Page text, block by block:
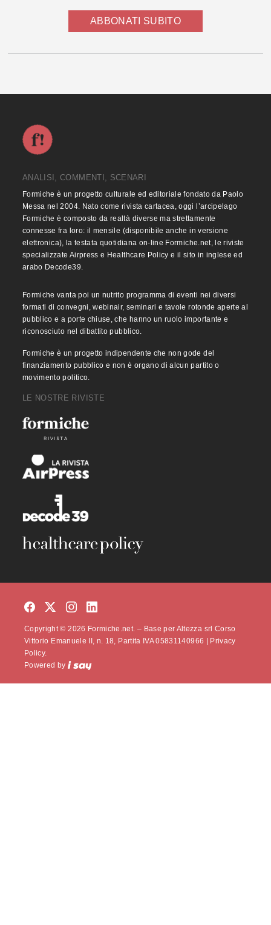
ABBONATI SUBITO
ANALISI, COMMENTI, SCENARI
Formiche è un progetto culturale ed editoriale fondato da Paolo
Messa nel 2004. Nato come rivista cartacea, oggi l’arcipelago
Formiche è composto da realtà diverse ma strettamente
connesse fra loro: il mensile (disponibile anche in versione
elettronica), la testata quotidiana on-line Formiche.net, le riviste
specializzate Airpress e Healthcare Policy e il sito in inglese ed
arabo Decode39.
Formiche vanta poi un nutrito programma di eventi nei diversi
formati di convegni, webinair, seminari e tavole rotonde aperte al
pubblico e a porte chiuse, che hanno un ruolo importante e
riconosciuto nel dibattito pubblico.
Formiche è un progetto indipendente che non gode del
finanziamento pubblico e non è organo di alcun partito o
movimento politico.
LE NOSTRE RIVISTE
Copyright © 2026 Formiche.net. – Base per Altezza srl Corso
Vittorio Emanuele II, n. 18, Partita IVA 05831140966 |
Privacy
Policy.
Powered by